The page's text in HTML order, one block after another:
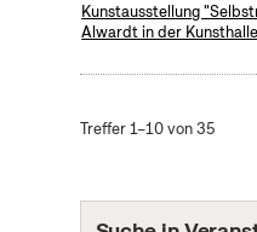
Kunstausstellung
Alwardt in der
Treffer 1–10 von 35